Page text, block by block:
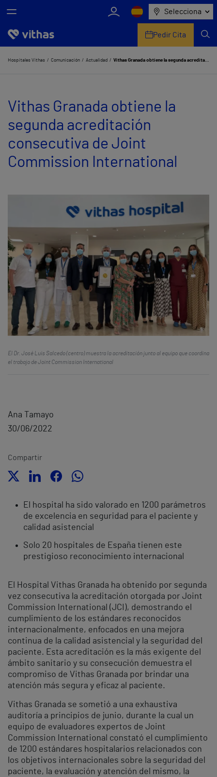
Selecciona
Nosotros
Servicios de salud
Equipo médico y asistencial
Pedir Cita
Hospitales Vithas Comunicación Actualidad Vithas Granada obtiene la segunda acreditación consecutiva de Joint Commission International
Vithas Granada obtiene la
segunda acreditación
consecutiva de Joint
Commission International
El Dr. José Luis Salcedo (centro) muestra la acreditación junto al equipo que coordina
el trabajo de Joint Commission International
Ana Tamayo
30/06/2022
Compartir
El hospital ha sido valorado en 1200 parámetros
de excelencia en seguridad para el paciente y
calidad asistencial
Solo 20 hospitales de España tienen este
prestigioso reconocimiento internacional
El Hospital Vithas Granada ha obtenido por segunda
vez consecutiva la acreditación otorgada por Joint
Commission International (JCI), demostrando el
cumplimiento de los estándares reconocidos
internacionalmente, enfocados en una mejora
continua de la calidad asistencial y la seguridad del
paciente. Esta acreditación es la más exigente del
ámbito sanitario y su consecución demuestra el
compromiso de Vithas Granada por brindar una
atención más segura y eficaz al paciente.
Vithas Granada se sometió a una exhaustiva
auditoría a principios de junio, durante la cual un
equipo de evaluadores expertos de Joint
Commission International constató el cumplimiento
de 1200 estándares hospitalarios relacionados con
los objetivos internacionales sobre la seguridad del
paciente, la evaluación y atención del mismo, la